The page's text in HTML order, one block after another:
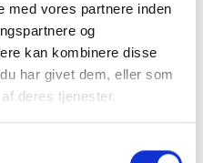
med vores partnere inden
og
kan kombinere disse
har givet dem, eller som
deres tjenester.